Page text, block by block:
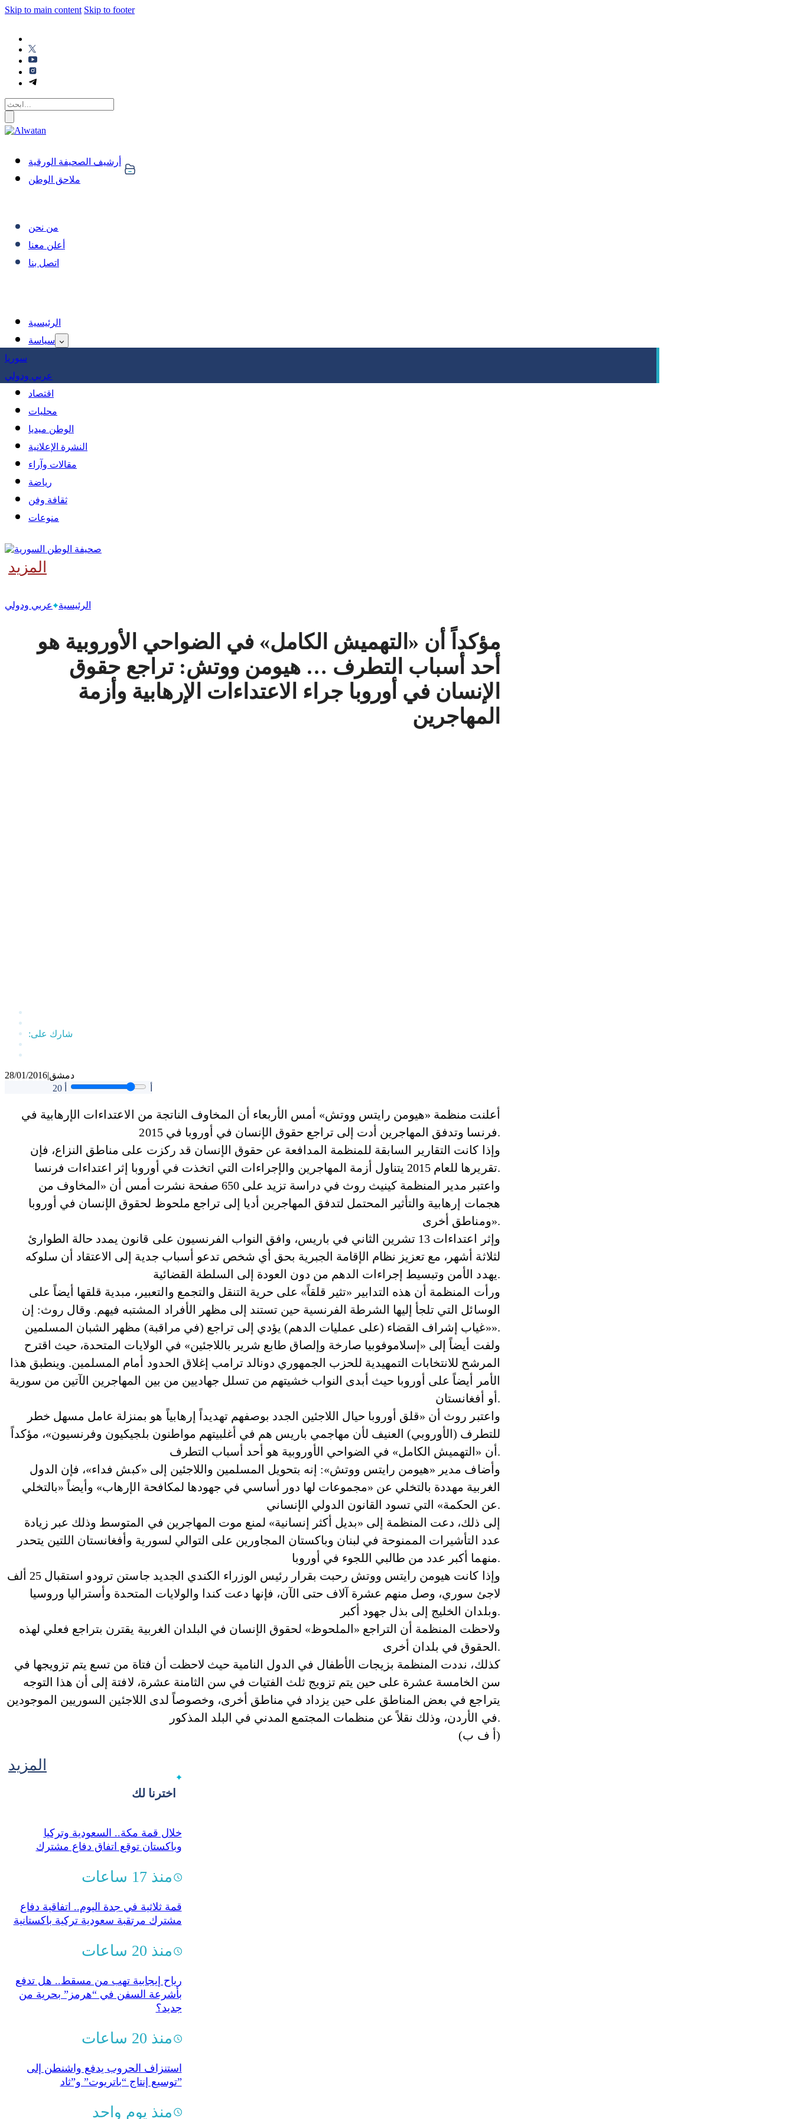
Skip to main content Skip to footer
أرشيف الصحيفة الورقية
ملاحق الوطن
من نحن
أعلن معنا
اتصل بنا
الرئيسية
سياسة
سوريا
عربي ودولي
اقتصاد
محليات
الوطن ميديا
النشرة الإعلانية
مقالات وآراء
رياضة
ثقافة وفن
منوعات
المزيد
الأخبار:‬ الرئيسية عربي ودولي
مؤكداً أن «التهميش الكامل» في الضواحي الأوروبية هو
أحد أسباب التطرف … هيومن ووتش: تراجع حقوق
الإنسان في أوروبا جراء الاعتداءات الإرهابية وأزمة
المهاجرين
28/01/2016|دمشق
20
أعلنت منظمة «هيومن رايتس ووتش» أمس الأربعاء أن المخاوف الناتجة من الاعتداءات الإرهابية في
فرنسا وتدفق المهاجرين أدت إلى تراجع حقوق الإنسان في أوروبا في 2015.
وإذا كانت التقارير السابقة للمنظمة المدافعة عن حقوق الإنسان قد ركزت على مناطق النزاع، فإن
تقريرها للعام 2015 يتناول أزمة المهاجرين والإجراءات التي اتخذت في أوروبا إثر اعتداءات فرنسا.
واعتبر مدير المنظمة كينيث روث في دراسة تزيد على 650 صفحة نشرت أمس أن «المخاوف من
هجمات إرهابية والتأثير المحتمل لتدفق المهاجرين أديا إلى تراجع ملحوظ لحقوق الإنسان في أوروبا
ومناطق أخرى».
وإثر اعتداءات 13 تشرين الثاني في باريس، وافق النواب الفرنسيون على قانون يمدد حالة الطوارئ
لثلاثة أشهر، مع تعزيز نظام الإقامة الجبرية بحق أي شخص تدعو أسباب جدية إلى الاعتقاد أن سلوكه
يهدد الأمن وتبسيط إجراءات الدهم من دون العودة إلى السلطة القضائية.
ورأت المنظمة أن هذه التدابير «تثير قلقاً» على حرية التنقل والتجمع والتعبير، مبدية قلقها أيضاً على
الوسائل التي تلجأ إليها الشرطة الفرنسية حين تستند إلى مظهر الأفراد المشتبه فيهم. وقال روث: إن
«غياب إشراف القضاء (على عمليات الدهم) يؤدي إلى تراجع (في مراقبة) مظهر الشبان المسلمين».
ولفت أيضاً إلى «إسلاموفوبيا صارخة وإلصاق طابع شرير باللاجئين» في الولايات المتحدة، حيث اقترح
المرشح للانتخابات التمهيدية للحزب الجمهوري دونالد ترامب إغلاق الحدود أمام المسلمين. وينطبق هذا
الأمر أيضاً على أوروبا حيث أبدى النواب خشيتهم من تسلل جهاديين من بين المهاجرين الآتين من سورية
أو أفغانستان.
واعتبر روث أن «قلق أوروبا حيال اللاجئين الجدد بوصفهم تهديداً إرهابياً هو بمنزلة عامل مسهل خطر
للتطرف (الأوروبي) العنيف لأن مهاجمي باريس هم في أغلبيتهم مواطنون بلجيكيون وفرنسيون»، مؤكداً
أن «التهميش الكامل» في الضواحي الأوروبية هو أحد أسباب التطرف.
وأضاف مدير «هيومن رايتس ووتش»: إنه بتحويل المسلمين واللاجئين إلى «كبش فداء»، فإن الدول
الغربية مهددة بالتخلي عن «مجموعات لها دور أساسي في جهودها لمكافحة الإرهاب» وأيضاً «بالتخلي
عن الحكمة» التي تسود القانون الدولي الإنساني.
إلى ذلك، دعت المنظمة إلى «بديل أكثر إنسانية» لمنع موت المهاجرين في المتوسط وذلك عبر زيادة
عدد التأشيرات الممنوحة في لبنان وباكستان المجاورين على التوالي لسورية وأفغانستان اللتين يتحدر
منهما أكبر عدد من طالبي اللجوء في أوروبا.
وإذا كانت هيومن رايتس ووتش رحبت بقرار رئيس الوزراء الكندي الجديد جاستن ترودو استقبال 25 ألف
لاجئ سوري، وصل منهم عشرة آلاف حتى الآن، فإنها دعت كندا والولايات المتحدة وأستراليا وروسيا
وبلدان الخليج إلى بذل جهود أكبر.
ولاحظت المنظمة أن التراجع «الملحوظ» لحقوق الإنسان في البلدان الغربية يقترن بتراجع فعلي لهذه
الحقوق في بلدان أخرى.
كذلك، نددت المنظمة بزيجات الأطفال في الدول النامية حيث لاحظت أن فتاة من تسع يتم تزويجها في
سن الخامسة عشرة على حين يتم تزويج ثلث الفتيات في سن الثامنة عشرة، لافتة إلى أن هذا التوجه
يتراجع في بعض المناطق على حين يزداد في مناطق أخرى، وخصوصاً لدى اللاجئين السوريين الموجودين
في الأردن، وذلك نقلاً عن منظمات المجتمع المدني في البلد المذكور.
(أ ف ب)
المزيد
اخترنا لك
خلال قمة مكة.. السعودية وتركيا
وباكستان توقع اتفاق دفاع مشترك
منذ 17 ساعات
قمة ثلاثية في جدة اليوم.. اتفاقية دفاع
مشترك مرتقبة سعودية تركية باكستانية
منذ 20 ساعات
رياح إيجابية تهب من مسقط.. هل تدفع
بأشرعة السفن في “هرمز” بحرية من
جديد؟
منذ 20 ساعات
استنزاف الحروب يدفع واشنطن إلى
توسيع إنتاج “باتريوت” و”ثاد”
منذ يوم واحد